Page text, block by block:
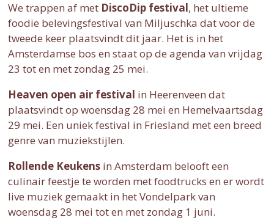
We trappen af met DiscoDip festival, het ultieme
foodie belevingsfestival van Miljuschka dat voor de
tweede keer plaatsvindt dit jaar. Het is in het
Amsterdamse bos en staat op de agenda van vrijdag
23 tot en met zondag 25 mei.
Heaven open air festival in Heerenveen dat
plaatsvindt op woensdag 28 mei en Hemelvaartsdag
29 mei. Een uniek festival in Friesland met een breed
genre van muziekstijlen.
Rollende Keukensin Amsterdam belooft een
culinair feestje te worden met foodtrucks en er wordt
live muziek gemaakt in het Vondelpark van
woensdag 28 mei tot en met zondag 1 juni.